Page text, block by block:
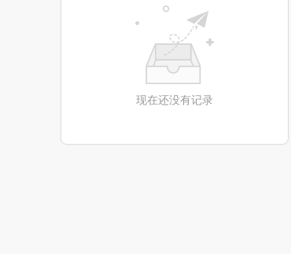
现在还没有记录